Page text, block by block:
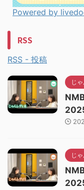
Powered by
RSS
RSS - 投稿
じ
じ